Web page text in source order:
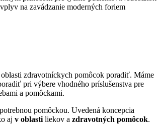
na zavádzanie moderných foriem
zdravotníckych pomôcok poradiť. Máme
pri výbere vhodného príslušenstva pre
a pomôckami.
pomôckou. Uvedená koncepcia
ajv oblasti liekov azdravotných pomôcok.